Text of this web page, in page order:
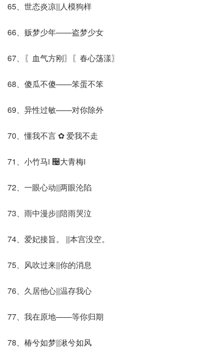
65、世态炎凉||人模狗样
66、贩梦少年——盗梦少女
67、〖血气方刚〗〖春心荡漾〗
68、傻瓜不傻——笨蛋不笨
69、异性过敏——对你除外
70、懂我不言 ✿ 爱我不走
71、小竹马i ઴大青梅i
72、一眼心动||两眼沦陷
73、雨中漫步||陪雨哭泣
74、爱妃接旨。 ||本宫没空。
75、风吹过来||你的消息
76、久居他心||温存我心
77、我在原地——等你归期
78、椿兮如梦||湫兮如风